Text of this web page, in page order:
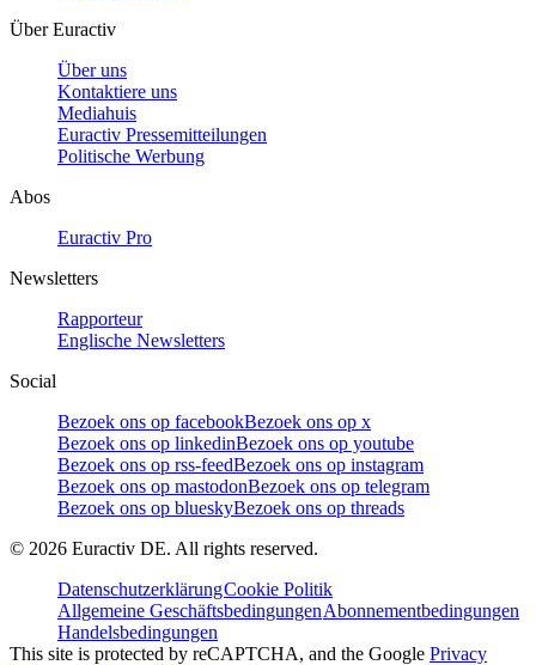
Über Euractiv
Über uns
Kontaktiere uns
Mediahuis
Euractiv Pressemitteilungen
Politische Werbung
Abos
Euractiv Pro
Newsletters
Rapporteur
Englische Newsletters
Social
Bezoek ons op facebookBezoek ons op x
Bezoek ons op linkedinBezoek ons op youtube
Bezoek ons op rss-feedBezoek ons op instagram
Bezoek ons op mastodonBezoek ons op telegram
Bezoek ons op blueskyBezoek ons op threads
© 2026 Euractiv DE. All rights reserved.
DatenschutzerklärungCookie Politik
Allgemeine GeschäftsbedingungenAbonnementbedingungen
Handelsbedingungen
This site is protected by reCAPTCHA, and the Google Privacy